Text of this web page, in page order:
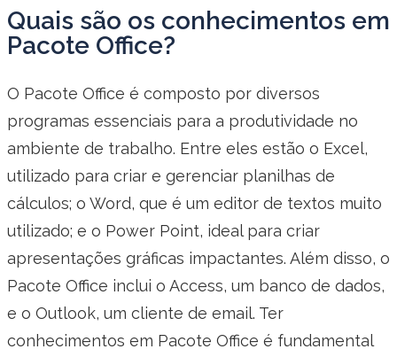
Quais são os conhecimentos em
Pacote Office?
O Pacote Office é composto por diversos
programas essenciais para a produtividade no
ambiente de trabalho. Entre eles estão o Excel,
utilizado para criar e gerenciar planilhas de
cálculos; o Word, que é um editor de textos muito
utilizado; e o Power Point, ideal para criar
apresentações gráficas impactantes. Além disso, o
Pacote Office inclui o Access, um banco de dados,
e o Outlook, um cliente de email. Ter
conhecimentos em Pacote Office é fundamental